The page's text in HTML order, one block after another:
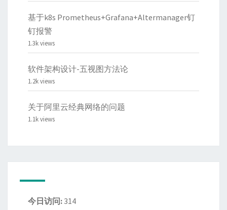
基于k8s Prometheus+Grafana+Altermanager钉
钉报警
1.3k views
软件架构设计-五视图方法论
1.2k views
关于阿里云经典网络的问题
1.1k views
今日访问: 314